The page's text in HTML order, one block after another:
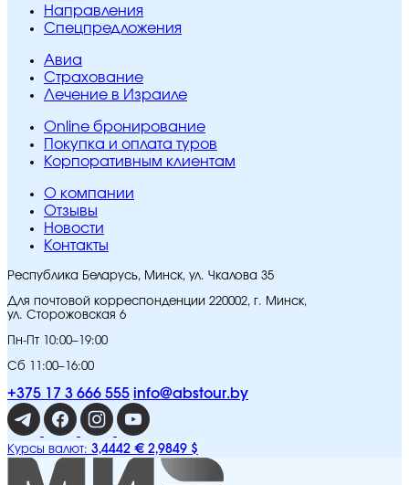
Направления
Спецпредложения
Авиа
Страхование
Лечение в Израиле
Online бронирование
Покупка и оплата туров
Корпоративным клиентам
O компании
Отзывы
Новости
Контакты
Республика Беларусь, Минск, ул. Чкалова 35
Для почтовой корреспонденции 220002, г. Минск,
ул. Сторожовская 6
Пн-Пт 10:00–19:00
Сб 11:00–16:00
+375 17 3 666 555 info@abstour.by
Курсы валют: 3,4442 € 2,9849 $